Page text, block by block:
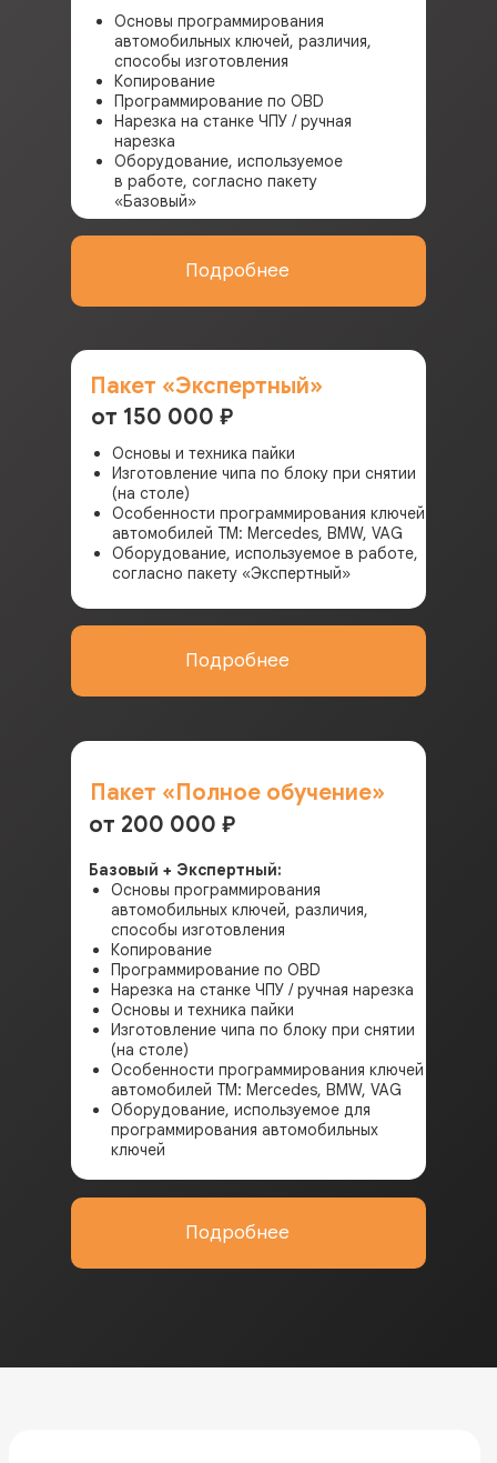
Базовый + Экспертный:
Основы программирования
автомобильных ключей, различия,
способы изготовления
Копирование
Программирование по OBD
Нарезка на станке ЧПУ / ручная нарезка
Основы и техника пайки
Изготовление чипа по блоку при снятии
(на столе)
Особенности программирования ключей
автомобилей ТМ: Mercedes, BMW, VAG
Оборудование, используемое для
программирования автомобильных
ключей
Основы и техника пайки
Изготовление чипа по блоку при снятии
(на столе)
Особенности программирования ключей
автомобилей ТМ: Mercedes, BMW, VAG
Оборудование, используемое в работе,
согласно пакету «Экспертный»
Подробнее
Подробнее
Подробнее
Пакет «Полное обучение»
Пакет «Экспертный»
от 200 000 ₽
от 150 000 ₽
Основы программирования
автомобильных ключей, различия,
способы изготовления
Копирование
Программирование по OBD
Нарезка на станке ЧПУ / ручная
нарезка
Оборудование, используемое
в работе, согласно пакету
«Базовый»